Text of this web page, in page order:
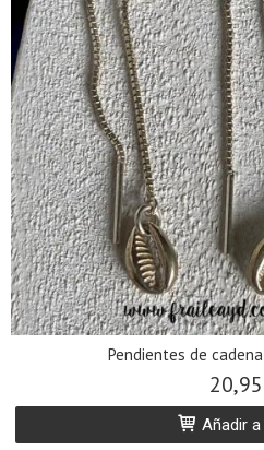
Pendientes de
Añadir